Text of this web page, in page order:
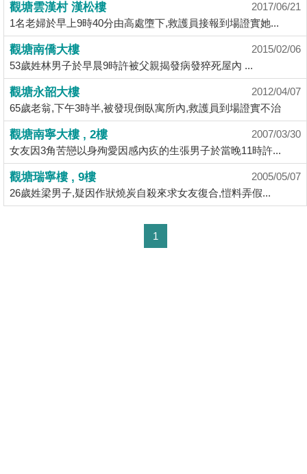
產
新
聞
數
據
公
佈
置
業
手
觀塘雲漢村 漢松樓
2017/06/21
1名老婦於早上9時40分由高處墮下,救護員接報到場證實她...
觀塘南僑大樓
2015/02/06
53歲姓林男子於早晨9時許被父親揭發病發猝死屋內 ...
觀塘永韶大樓
2012/04/07
65歲老翁,下午3時半,被發現倒臥寓所內,救護員到場證實不治
觀塘南寧大樓 , 2樓
2007/03/30
女友因3角苦戀以身殉愛因感內疚的生張男子於當晚11時許...
觀塘瑞寧樓 , 9樓
2005/05/07
26歲姓梁男子,疑因作狀燒炭自殺來求女友復合,愷料弄假...
1